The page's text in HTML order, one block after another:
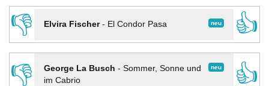
👎
neu
Elvira Fischer- El Condor Pasa
👍
👎
neu
George La Busch - Sommer, Sonne und
im Cabrio
👍